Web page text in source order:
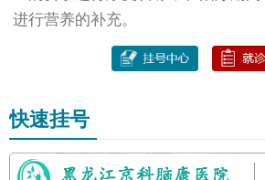
进行营养的补充。
快速挂号